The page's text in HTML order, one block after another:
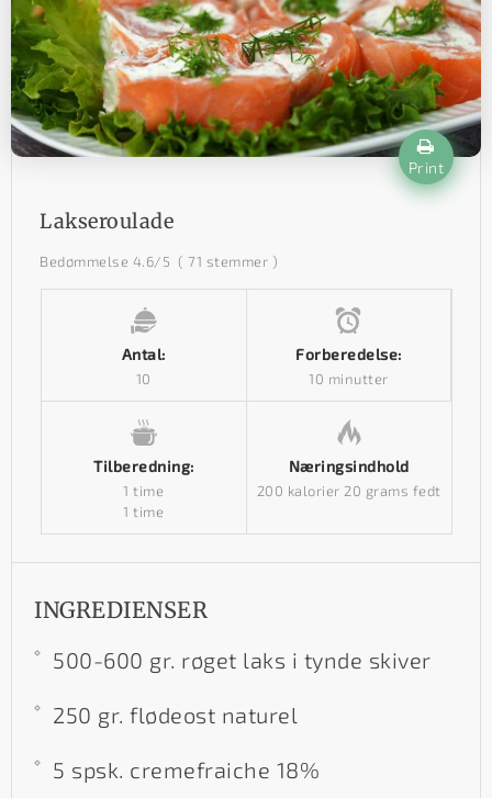
Print
Lakseroulade
Bedømmelse 4.6/5 ( 71 stemmer )
Antal:
10
Forberedelse:
10 minutter
Tilberedning:
1 time
1 time
Næringsindhold
200 kalorier 20 grams fedt
INGREDIENSER
500-600 gr. røget laks i tynde skiver
250 gr. flødeost naturel
5 spsk. cremefraiche 18%